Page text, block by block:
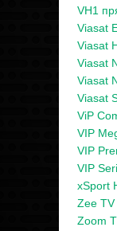
VH1
Viasat
Viasat
Viasat
Viasat
Viasat
ViP
VIP
VIP
VIP
xSport
Zee
Zoom